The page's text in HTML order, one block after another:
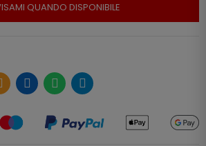
QUANDO DISPONIBILE